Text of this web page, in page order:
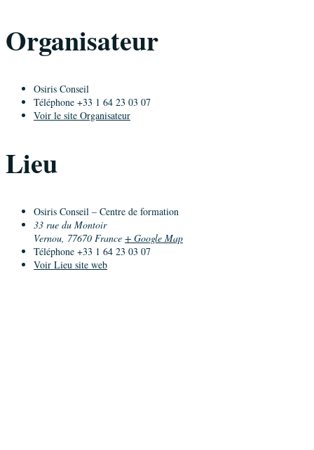
Organisateur
Osiris Conseil
Téléphone +33 1 64 23 03 07
Voir le site Organisateur
Lieu
Osiris Conseil – Centre de formation
33 rue du Montoir
Vernou, 77670 France + Google Map
Téléphone +33 1 64 23 03 07
Voir Lieu site web